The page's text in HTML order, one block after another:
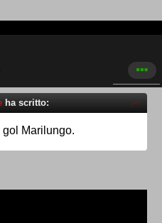
ha scritto:
gol Marilungo.